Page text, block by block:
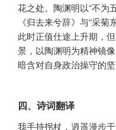
花之处。陶渊明以“不为
《归去来兮辞》与“采
此时正值仕途上升期，
景，以陶渊明为精神镜
暗含对自身政治操守的坚
四、诗词翻译
我手持拐杖，逍遥漫步